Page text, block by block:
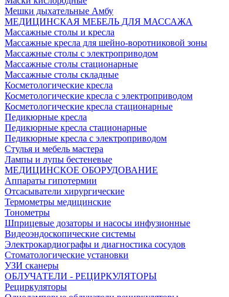
Мешки дыхательные Амбу
МЕДИЦИНСКАЯ МЕБЕЛЬ ДЛЯ МАССАЖА
Массажные столы и кресла
Массажные кресла для шейно-воротниковой зоны
Массажные столы с электроприводом
Массажные столы стационарные
Массажные столы складные
Косметологические кресла
Косметологические кресла с электроприводом
Косметологические кресла стационарные
Педикюрные кресла
Педикюрные кресла стационарные
Педикюрные кресла с электроприводом
Стулья и мебель мастера
Лампы и лупы бестеневые
МЕДИЦИНСКОЕ ОБОРУДОВАНИЕ
Аппараты гипотермии
Отсасыватели хирургические
Термометры медицинские
Тонометры
Шприцевые дозаторы и насосы инфузионные
Видеоэндоскопические системы
Электрокардиографы и диагностика сосудов
Стоматологические установки
УЗИ сканеры
ОБЛУЧАТЕЛИ - РЕЦИРКУЛЯТОРЫ
Рециркуляторы